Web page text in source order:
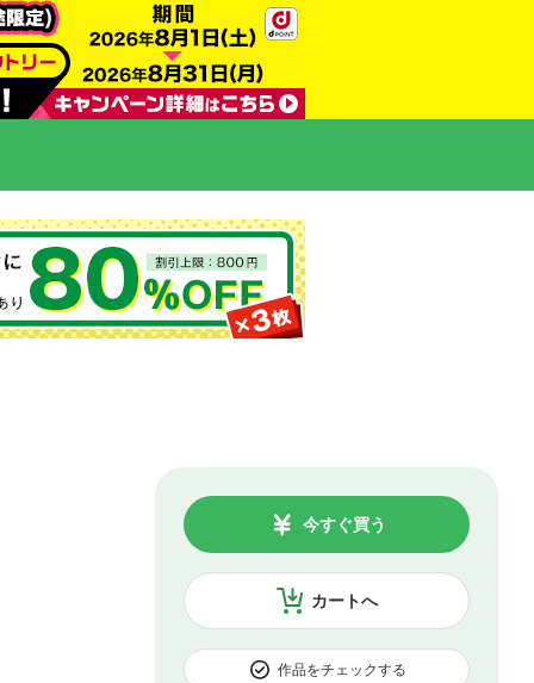
カートへ
今すぐ買う
作品をチェックする